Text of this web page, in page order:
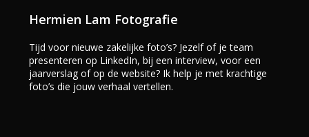
Hermien Lam Fotografie
Tijd voor nieuwe zakelijke foto’s? Jezelf of je team
presenteren op LinkedIn, bij een interview, voor een
jaarverslag of op de website? Ik help je met krachtige
foto’s die jouw verhaal vertellen.